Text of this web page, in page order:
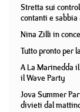
Stretta sui
contanti e sabbia
Nina Zilli in
Tutto pronto per
A La Marinedda
il Wave Party
Jova Summer
divieti dal